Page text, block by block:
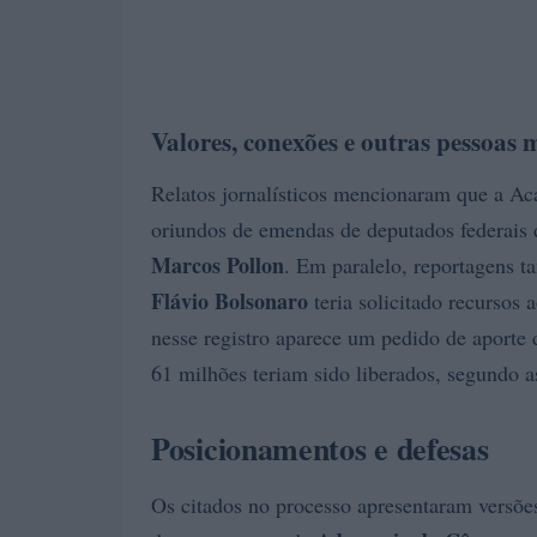
Valores, conexões e outras pessoas
Relatos jornalísticos mencionaram que a
oriundos de emendas de deputados
Marcos Pollon. Em paralelo, reportagens
Flávio Bolsonaro teria solicitado recursos
nesse registro aparece um pedido de
61 milhões teriam sido liberados, segundo
Posicionamentos e defesas
Os citados no processo apresentaram